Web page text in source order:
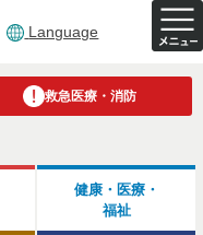
Language
救急医療・消防
健康・医療・
福祉